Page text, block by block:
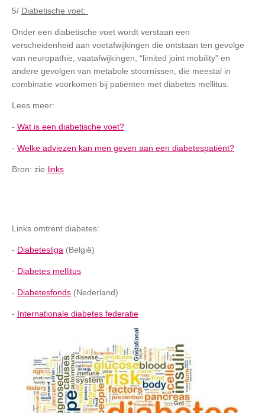
5/ Diabetische voet:
Onder een diabetische voet wordt verstaan een
verscheidenheid aan voetafwijkingen die ontstaan ten gevolge
van neuropathie, vaatafwijkingen, “limited joint mobility” en
andere gevolgen van metabole stoornissen, die meestal in
combinatie voorkomen bij patiënten met diabetes mellitus.
Lees meer:
- Wat is een diabetische voet?
- Welke adviezen kan men geven aan een diabetespatiënt?
Bron: zie links
Links omtrent diabetes:
- Diabetesliga (België)
- Diabetes mellitus
- Diabetesfonds (Nederland)
- Internationale diabetes federatie